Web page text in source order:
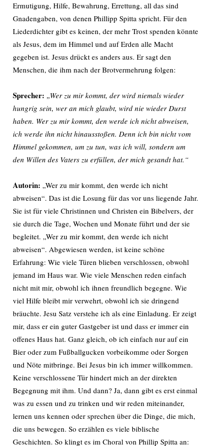
Ermutigung, Hilfe, Bewahrung, Errettung, all das sind
Gnadengaben, von denen Phillipp Spitta spricht. Für den
Liederdichter gibt es keinen, der mehr Trost spenden könnte
als Jesus, dem im Himmel und auf Erden alle Macht
gegeben ist. Jesus drückt es anders aus. Er sagt den
Menschen, die ihm nach der Brotvermehrung folgen:
Sprecher: „Wer zu mir kommt, der wird niemals wieder
hungrig sein, wer an mich glaubt, wird nie wieder Durst
haben. Wer zu mir kommt, den werde ich nicht abweisen,
ich werde ihn nicht hinausstoßen. Denn ich bin nicht vom
Himmel gekommen, um zu tun, was ich will, sondern um
den Willen des Vaters zu erfüllen, der mich gesandt hat.“
Autorin: „Wer zu mir kommt, den werde ich nicht
abweisen“. Das ist die Losung für das vor uns liegende Jahr.
Sie ist für viele Christinnen und Christen ein Bibelvers, der
sie durch die Tage, Wochen und Monate führt und der sie
begleitet. „Wer zu mir kommt, den werde ich nicht
abweisen“. Abgewiesen werden, ist keine schöne
Erfahrung: Wie viele Türen blieben verschlossen, obwohl
jemand im Haus war. Wie viele Menschen reden einfach
nicht mit mir, obwohl ich ihnen freundlich begegne. Wie
viel Hilfe bleibt mir verwehrt, obwohl ich sie dringend
bräuchte. Jesu Satz verstehe ich als eine Einladung. Er zeigt
mir, dass er ein guter Gastgeber ist und dass er immer ein
offenes Haus hat. Ganz gleich, ob ich einfach nur auf ein
Bier oder zum Fußballgucken vorbeikomme oder Sorgen
und Nöte mitbringe. Bei Jesus bin ich immer willkommen.
Keine verschlossene Tür hindert mich an der direkten
Begegnung mit ihm. Und dann? Ja, dann gibt es erst einmal
was zu essen und zu trinken und wir reden miteinander,
lernen uns kennen oder sprechen über die Dinge, die mich,
die uns bewegen. So erzählen es viele biblische
Geschichten. So klingt es im Choral von Phillip Spitta an: